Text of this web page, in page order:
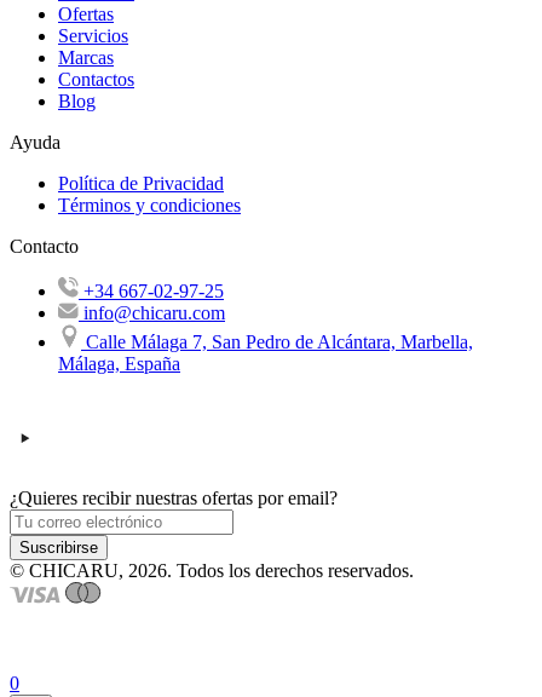
Ofertas
Servicios
Marcas
Contactos
Blog
Ayuda
Política de Privacidad
Términos y condiciones
Contacto
+34 667-02-97-25
info@chicaru.com
Calle Málaga 7, San Pedro de Alcántara, Marbella,
Málaga, España
¿Quieres recibir nuestras ofertas por email?
Suscribirse
© CHICARU, 2026. Todos los derechos reservados.
0